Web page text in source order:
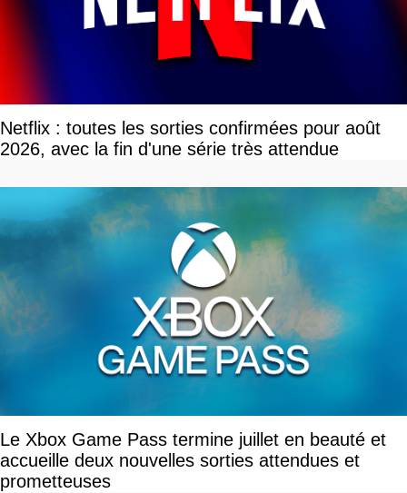
Netflix : toutes les sorties confirmées pour août
2026, avec la fin d'une série très attendue
Le Xbox Game Pass termine juillet en beauté et
accueille deux nouvelles sorties attendues et
prometteuses